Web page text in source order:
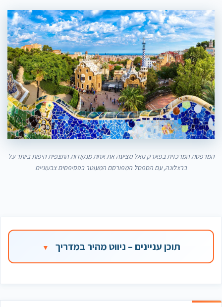
המרפסת המרכזית בפארק גואל מציעה את אחת מנקודות התצפית היפות ביותר על
ברצלונה, עם הספסל המפורסם המעוטר בפסיפסים צבעוניים
תוכן עניינים – ניווט מהיר במדריך